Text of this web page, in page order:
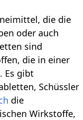
die die
oder auch
sind
die in einer
Es gibt
Schüssler
die
Wirkstoffe,